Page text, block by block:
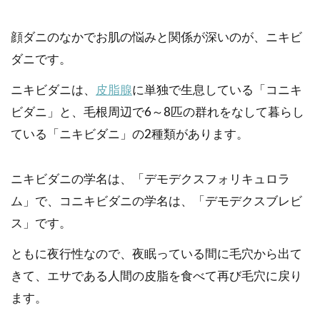
顔ダニのなかでお肌の悩みと関係が深いのが、ニキビ
ダニです。
ニキビダニは、 皮脂腺に単独で生息している「コニキ
ビダニ」と、毛根周辺で6～8匹の群れをなして暮らし
ている「ニキビダニ」の2種類があります。
ニキビダニの学名は、「デモデクスフォリキュロラ
ム」で、コニキビダニの学名は、「デモデクスブレビ
ス」です。
ともに夜行性なので、夜眠っている間に毛穴から出て
きて、エサである人間の皮脂を食べて再び毛穴に戻り
ます。